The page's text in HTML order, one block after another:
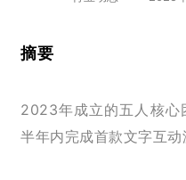
摘要
2023年成立的五人核心
半年内完成首款文字互动